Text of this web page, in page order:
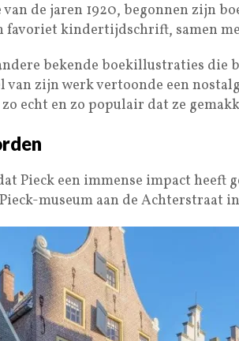
de jaren 1920, begonnen zijn
favoriet kindertijdschrift, samen
bekende boekillustraties die
zijn werk vertoonde een
echt en zo populair dat ze
Pieck een immense impact heeft
museum aan de Achterstraat